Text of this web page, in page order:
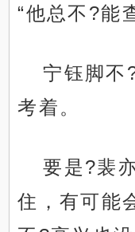
“他总不?能
宁钰脚不
考着。
要是?裴
住，有可能